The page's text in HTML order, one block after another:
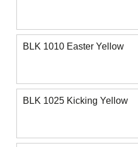
BLK 1010 Easter Yellow
BLK 1025 Kicking Yellow